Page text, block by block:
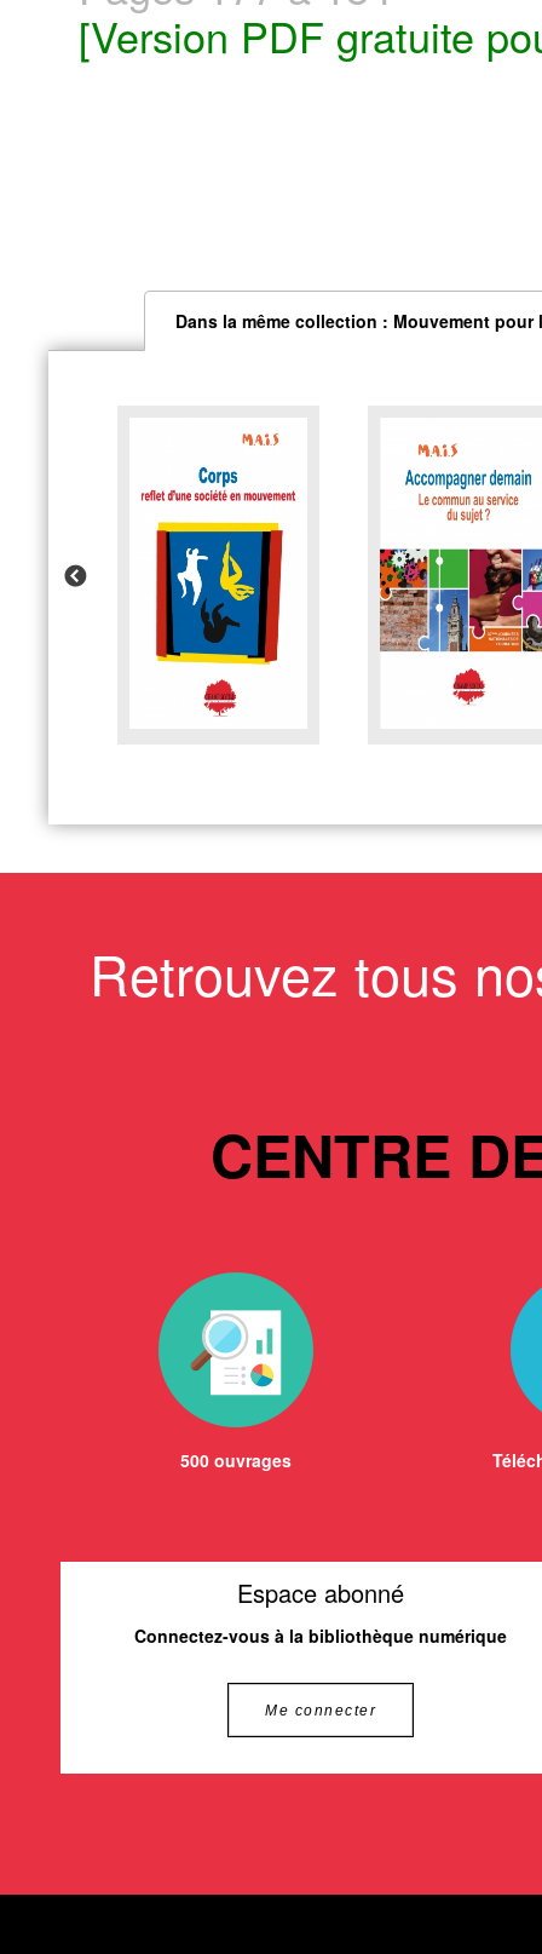
[Version PDF gratuite
Dans la même collection : Mouvement
Retrouvez tous
CENTRE
500 ouvrages
Espace abonné
Connectez-vous à la bibliothèque numérique
Me connecter